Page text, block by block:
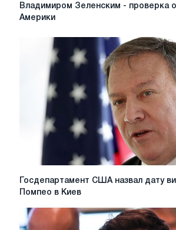
Встреча
Байдена
Владимиром
Зеленским
проверка
обещаний
Америки
Владимиром Зеленским - проверка
Америки
Госдепартамент
США
дату
визита
Госдепартамент США назвал дату
Помпео в Киев